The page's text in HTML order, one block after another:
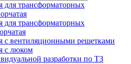
для трансформаторных
для трансформаторных
с вентиляционными решетками
с люком
разработки по ТЗ